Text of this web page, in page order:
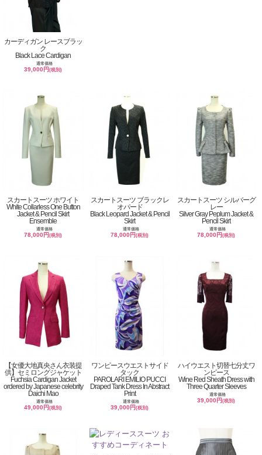
カーディガン レースブラッ
ク
Black Lace Cardigan
通常価格
39,000円(税別)
スカートスーツ ホワイト
White Collarless One Button
Jacket & Pencil Skirt
Ensemble
通常価格
78,000円(税別)
スカートスーツ ブラックレ
オパード
Black Leopard Jacket & Pencil
Skirt
通常価格
78,000円(税別)
スカートスーツ シルバーグ
レー
Silver Gray Peplum Jacket &
Pencil Skirt
通常価格
78,000円(税別)
【女優大地真央さん衣装提
供】セミロングジャケット
Fuchsia Cardigan Jacket
ordered by Japanese celebrity
Daichi Mao
通常価格
49,000円(税別)
ワンピースウエストサイド
タック
PAROLARI EMILIO PUCCI
Draped Tank Dress In Abstract
Print
通常価格
39,000円(税別)
ハイウエスト切替七分丈ワ
ンピース
Wine Red Sheath Dress with
Three Quarter Sleeves
通常価格
39,000円(税別)